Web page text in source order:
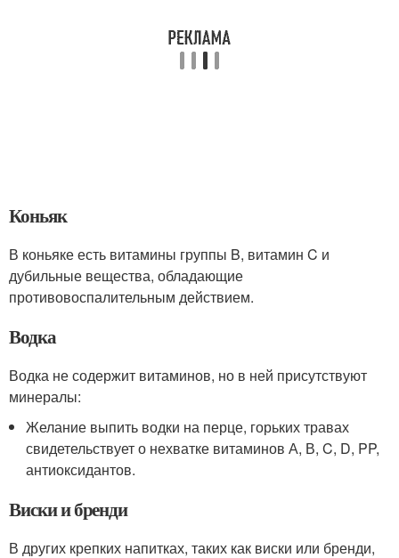
Коньяк
В коньяке есть витамины группы B, витамин C и
дубильные вещества, обладающие
противовоспалительным действием.
Водка
Водка не содержит витаминов, но в ней присутствуют
минералы:
Желание выпить водки на перце, горьких травах
свидетельствует о нехватке витаминов А, В, C, D, PP,
антиоксидантов.
Виски и бренди
В других крепких напитках, таких как виски или бренди,